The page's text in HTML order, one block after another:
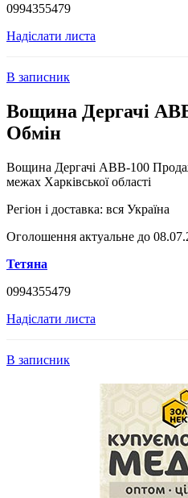
0994355479
Надіслати листа
В записник
Вощина Дергачі
Обмін
Вощина Дергачі АВВ-100
межах Харківської області
Регіон і доставка: вся Україна
Оголошення актуальне до
Тетяна
0994355479
Надіслати листа
В записник